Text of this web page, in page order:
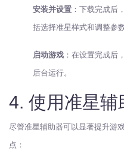
安装并设置 ：下载完成后
括选择准星样式和调整参数
启动游戏 ：在设置完成后
后台运行。
4. 使用准星辅
尽管准星辅助器可以显著提升游
点：